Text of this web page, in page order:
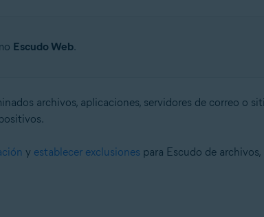
Escudo Web.
archivos, aplicaciones, servidores de correo o
y establecer exclusiones para Escudo de